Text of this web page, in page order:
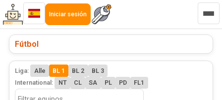
Iniciar sesión
Fútbol
Liga: Alle BL 1 BL 2
BL 3
International:
NT CL SA PL PD FL1